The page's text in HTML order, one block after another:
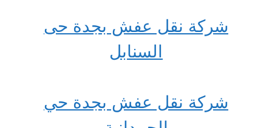
شركة نقل عفش بجدة حى
السنابل
شركة نقل عفش بجدة حي